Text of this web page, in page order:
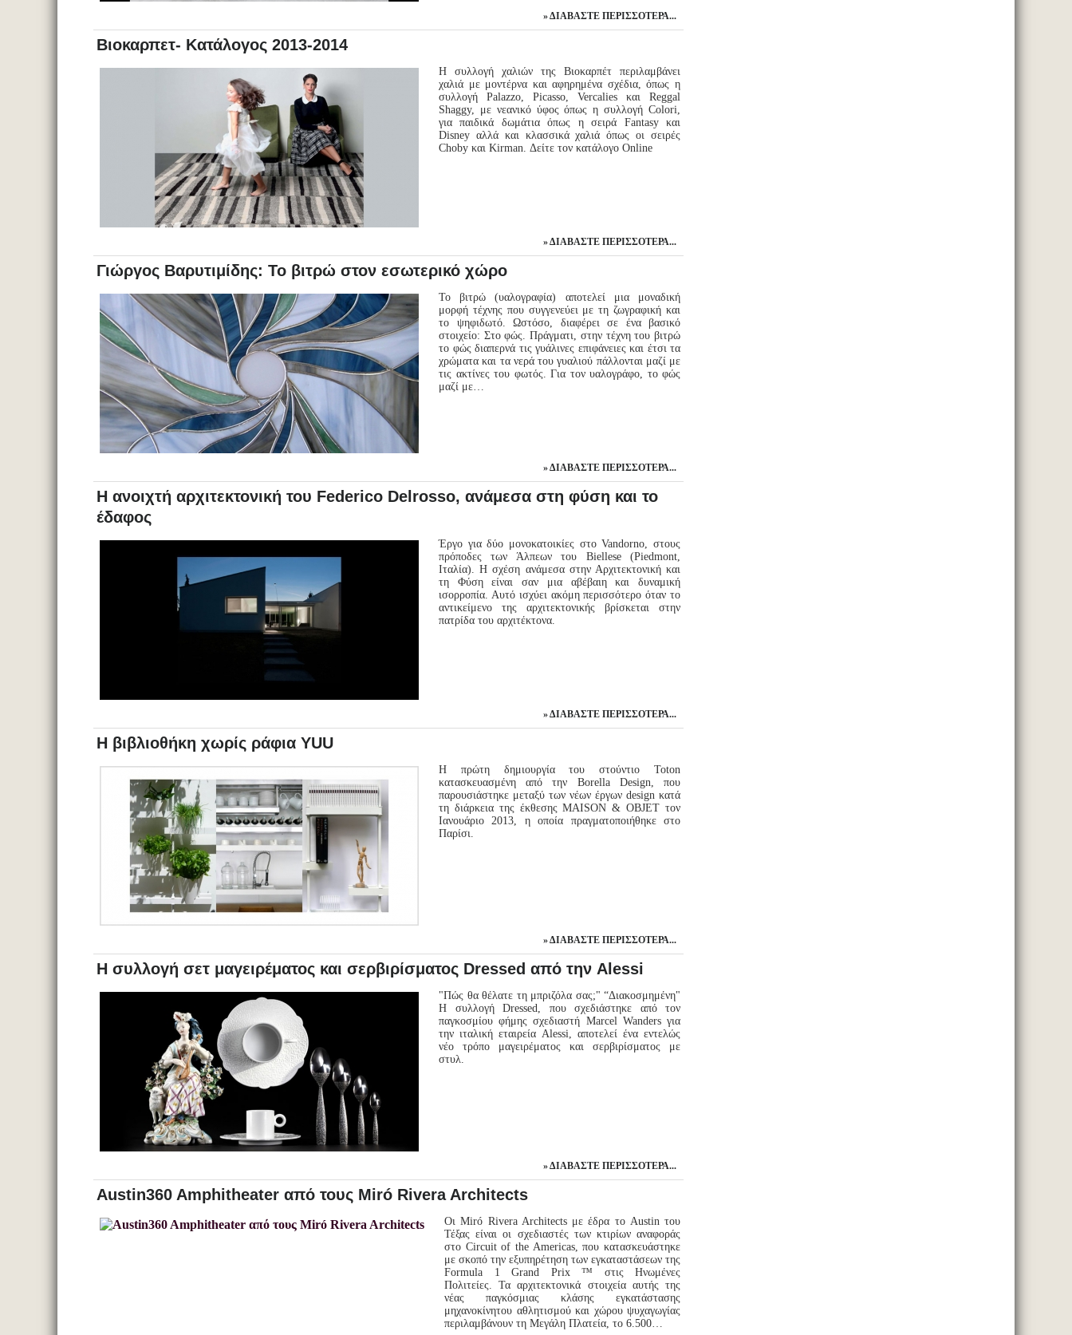
ΔΙΑΒΆΣΤΕ ΠΕΡΙΣΣΌΤΕΡΑ...
Βιοκαρπετ- Κατάλογος 2013-2014
Η συλλογή χαλιών της Βιοκαρπέτ περιλαμβάνει
χαλιά με μοντέρνα και αφηρημένα σχέδια, όπως η
συλλογή Palazzo, Picasso, Vercalies και Reggal
Shaggy, με νεανικό ύφος όπως η συλλογή Colori,
για παιδικά δωμάτια όπως η σειρά Fantasy και
Disney αλλά και κλασσικά χαλιά όπως οι σειρές
Choby και Kirman. Δείτε τον κατάλογο Online
ΔΙΑΒΆΣΤΕ ΠΕΡΙΣΣΌΤΕΡΑ...
Γιώργος Βαρυτιμίδης: Το βιτρώ στον εσωτερικό χώρο
Το βιτρώ (υαλογραφία) αποτελεί μια μοναδική
μορφή τέχνης που συγγενεύει με τη ζωγραφική και
το ψηφιδωτό. Ωστόσο, διαφέρει σε ένα βασικό
στοιχείο: Στο φώς. Πράγματι, στην τέχνη του βιτρώ
το φώς διαπερνά τις γυάλινες επιφάνειες και έτσι τα
χρώματα και τα νερά του γυαλιού πάλλονται μαζί με
τις ακτίνες του φωτός. Για τον υαλογράφο, το φώς
μαζί με…
ΔΙΑΒΆΣΤΕ ΠΕΡΙΣΣΌΤΕΡΑ...
Η ανοιχτή αρχιτεκτονική του Federico Delrosso, ανάμεσα στη φύση και το
έδαφος
Έργο για δύο μονοκατοικίες στο Vandorno, στους
πρόποδες των Άλπεων του Biellese (Piedmont,
Ιταλία). Η σχέση ανάμεσα στην Αρχιτεκτονική και
τη Φύση είναι σαν μια αβέβαιη και δυναμική
ισορροπία. Αυτό ισχύει ακόμη περισσότερο όταν το
αντικείμενο της αρχιτεκτονικής βρίσκεται στην
πατρίδα του αρχιτέκτονα.
ΔΙΑΒΆΣΤΕ ΠΕΡΙΣΣΌΤΕΡΑ...
Η βιβλιοθήκη χωρίς ράφια YUU
Η πρώτη δημιουργία του στούντιο Toton
κατασκευασμένη από την Borella Design, που
παρουσιάστηκε μεταξύ των νέων έργων design κατά
τη διάρκεια της έκθεσης MAISON & OBJET τον
Ιανουάριο 2013, η οποία πραγματοποιήθηκε στο
Παρίσι.
ΔΙΑΒΆΣΤΕ ΠΕΡΙΣΣΌΤΕΡΑ...
Η συλλογή σετ μαγειρέματος και σερβιρίσματος Dressed από την Alessi
"Πώς θα θέλατε τη μπριζόλα σας;" “Διακοσμημένη"
Η συλλογή Dressed, που σχεδιάστηκε από τον
παγκοσμίου φήμης σχεδιαστή Marcel Wanders για
την ιταλική εταιρεία Alessi, αποτελεί ένα εντελώς
νέο τρόπο μαγειρέματος και σερβιρίσματος με
στυλ.
ΔΙΑΒΆΣΤΕ ΠΕΡΙΣΣΌΤΕΡΑ...
Austin360 Amphitheater από τους Miró Rivera Architects
Οι Miró Rivera Architects με έδρα το Austin του
Τέξας είναι οι σχεδιαστές των κτιρίων αναφοράς
στο Circuit of the Americas, που κατασκευάστηκε
με σκοπό την εξυπηρέτηση των εγκαταστάσεων της
Formula 1 Grand Prix ™ στις Ηνωμένες
Πολιτείες. Τα αρχιτεκτονικά στοιχεία αυτής της
νέας παγκόσμιας κλάσης εγκατάστασης
μηχανοκίνητου αθλητισμού και χώρου ψυχαγωγίας
περιλαμβάνουν τη Μεγάλη Πλατεία, το 6.500…